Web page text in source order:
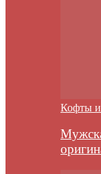
Кофты